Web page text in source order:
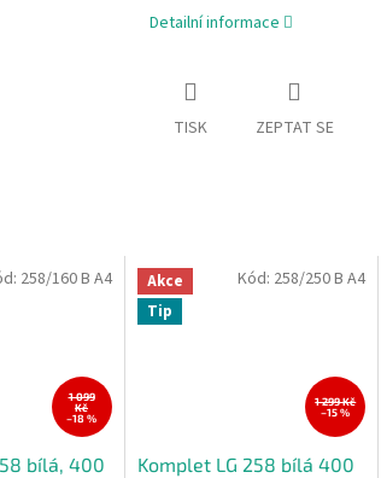
Detailní informace
TISK ZEPTAT SE
1 099
Kč
–18 %
bílá, 400
258/160 B A4
Akce
Tip
1 299 Kč
–15 %
Komplet LG 258 bílá 400
Kód: 258/250 B A4